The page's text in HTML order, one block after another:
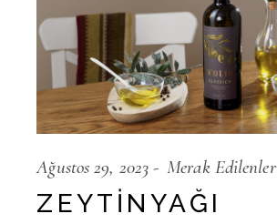
Ağustos 29, 2023 Merak Edilenler
ZEYTINYAĞI